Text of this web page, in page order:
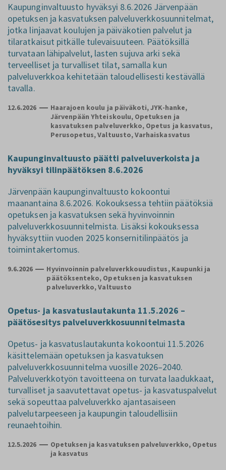
Kaupunginvaltuusto hyväksyi 8.6.2026 Järvenpään
opetuksen ja kasvatuksen palveluverkkosuunnitelmat,
jotka linjaavat koulujen ja päiväkotien palvelut ja
tilaratkaisut pitkälle tulevaisuuteen. Päätöksillä
turvataan lähipalvelut, lasten sujuva arki sekä
terveelliset ja turvalliset tilat, samalla kun
palveluverkkoa kehitetään taloudellisesti kestävällä
tavalla.
12.6.2026
Haarajoen koulu ja päiväkoti, JYK-hanke,
Järvenpään Yhteiskoulu, Opetuksen ja
kasvatuksen palveluverkko, Opetus ja kasvatus,
Perusopetus, Valtuusto, Varhaiskasvatus
Kaupunginvaltuusto päätti palveluverkoista ja
hyväksyi tilinpäätöksen 8.6.2026
Järvenpään kaupunginvaltuusto kokoontui
maanantaina 8.6.2026. Kokouksessa tehtiin päätöksiä
opetuksen ja kasvatuksen sekä hyvinvoinnin
palveluverkkosuunnitelmista. Lisäksi kokouksessa
hyväksyttiin vuoden 2025 konsernitilinpäätös ja
toimintakertomus.
9.6.2026
Hyvinvoinnin palveluverkkouudistus, Kaupunki ja
päätöksenteko, Opetuksen ja kasvatuksen
palveluverkko, Valtuusto
Opetus‑ ja kasvatuslautakunta 11.5.2026 –
päätösesitys palveluverkkosuunnitelmasta
Opetus‑ ja kasvatuslautakunta kokoontui 11.5.2026
käsittelemään opetuksen ja kasvatuksen
palveluverkkosuunnitelma vuosille 2026–2040.
Palveluverkkotyön tavoitteena on turvata laadukkaat,
turvalliset ja saavutettavat opetus‑ ja kasvatuspalvelut
sekä sopeuttaa palveluverkko ajantasaiseen
palvelutarpeeseen ja kaupungin taloudellisiin
reunaehtoihin.
12.5.2026
Opetuksen ja kasvatuksen palveluverkko, Opetus
ja kasvatus